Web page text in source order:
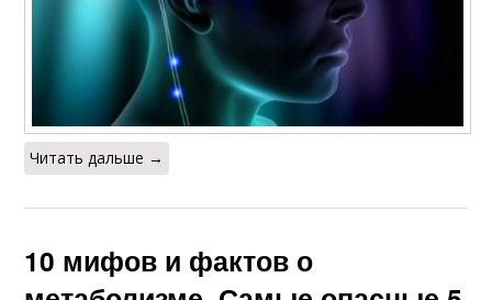
Читать дальше →
10 мифов и фактов о